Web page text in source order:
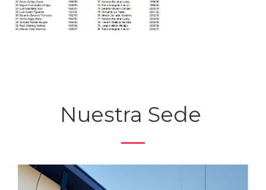
Nuestra Sede